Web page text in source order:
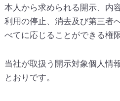
本人から求められる開示、内
利用の停止、消去及び第三者
べてに応じることができる権
当社が取扱う開示対象個人情
とおりです。